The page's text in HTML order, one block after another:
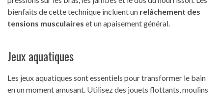
bienfaits de cette technique incluent un relâchement des
tensions musculaires et un apaisement général.
Jeux aquatiques
Les jeux aquatiques sont essentiels pour transformer le bain
en un moment amusant. Utilisez des jouets flottants, moulins